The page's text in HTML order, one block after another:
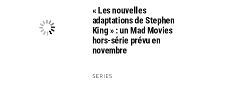
« Les nouvelles
adaptations de Stephen
King » : un Mad Movies
hors-série prévu en
novembre
SERIES